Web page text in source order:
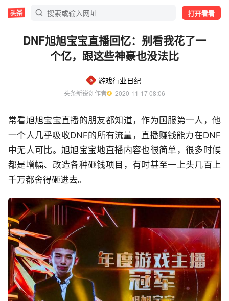
打开看看
DNF旭旭宝宝直播回忆：别看我花了一
个亿，跟这些神豪也没法比
游戏行业日纪
头条新锐创作者
  2020-11-17 08:06
常看旭旭宝宝直播的朋友都知道，作为国服第一人，他
一个人几乎吸收DNF的所有流量，直播赚钱能力在DNF
中无人可比。旭旭宝宝地直播内容也很简单，很多时候
都是增幅、改造各种砸钱项目，有时甚至一上头几百上
千万都舍得砸进去。